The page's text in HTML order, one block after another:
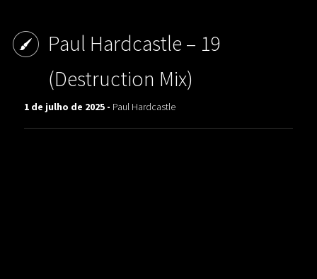
Paul Hardcastle – 19
(Destruction Mix)
1 de julho de 2025 - Paul Hardcastle